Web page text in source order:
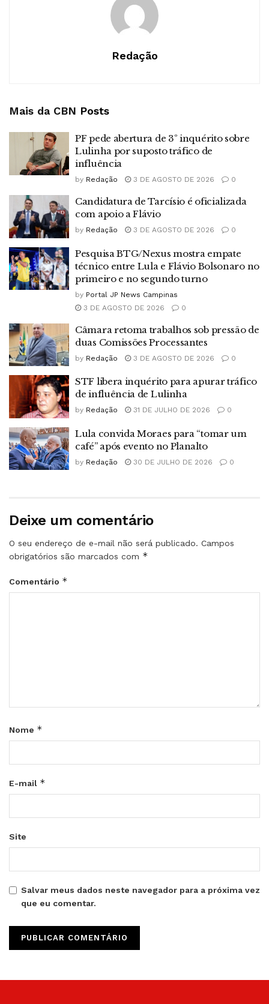
Redação
Mais da CBN Posts
PF pede abertura de 3º inquérito sobre
Lulinha por suposto tráfico de
influência
by Redação 3 DE AGOSTO DE 2026 0
Candidatura de Tarcísio é oficializada
com apoio a Flávio
by Redação 3 DE AGOSTO DE 2026 0
Pesquisa BTG/Nexus mostra empate
técnico entre Lula e Flávio Bolsonaro no
primeiro e no segundo turno
by Portal JP News Campinas
3 DE AGOSTO DE 2026
0
Câmara retoma trabalhos sob pressão de
duas Comissões Processantes
by Redação 3 DE AGOSTO DE 2026 0
STF libera inquérito para apurar tráfico
de influência de Lulinha
by Redação 31 DE JULHO DE 2026 0
Lula convida Moraes para “tomar um
café” após evento no Planalto
by Redação 30 DE JULHO DE 2026 0
Deixe um comentário
O seu endereço de e-mail não será publicado. Campos
obrigatórios são marcados com *
Comentário *
Nome *
E-mail *
Site
Salvar meus dados neste navegador para a próxima vez
que eu comentar.